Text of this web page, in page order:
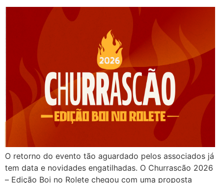
O retorno do evento tão aguardado pelos associados já
tem data e novidades engatilhadas. O Churrascão 2026
– Edição Boi no Rolete chegou com uma proposta